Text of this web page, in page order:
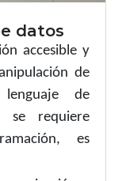
datos
accesible y
de
de
se requiere
es